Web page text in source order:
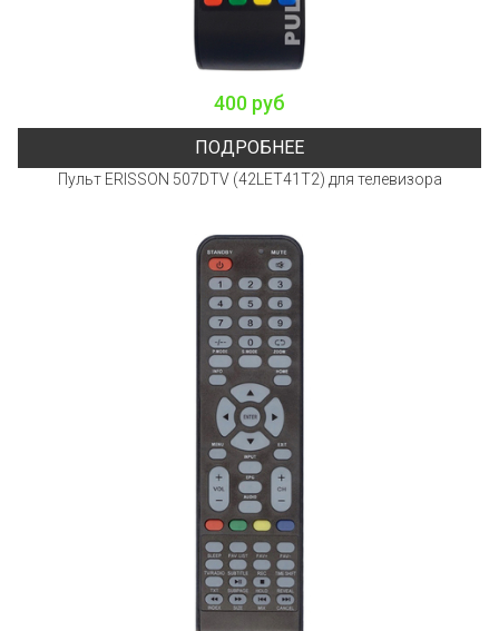
400 руб
ПОДРОБНЕЕ
Пульт ERISSON 507DTV (42LET41T2) для телевизора